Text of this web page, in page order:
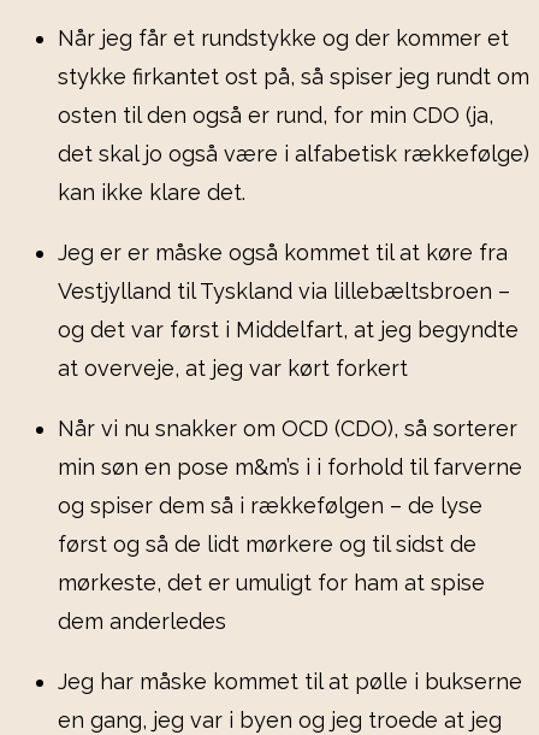
Når jeg får et rundstykke og der kommer et
stykke firkantet ost på, så spiser jeg rundt om
osten til den også er rund, for min CDO (ja,
det skal jo også være i alfabetisk rækkefølge)
kan ikke klare det.
Jeg er er måske også kommet til at køre fra
Vestjylland til Tyskland via lillebæltsbroen –
og det var først i Middelfart, at jeg begyndte
at overveje, at jeg var kørt forkert
Når vi nu snakker om OCD (CDO), så sorterer
min søn en pose m&m’s i i forhold til farverne
og spiser dem så i rækkefølgen – de lyse
først og så de lidt mørkere og til sidst de
mørkeste, det er umuligt for ham at spise
dem anderledes
Jeg har måske kommet til at pølle i bukserne
en gang, jeg var i byen og jeg troede at jeg